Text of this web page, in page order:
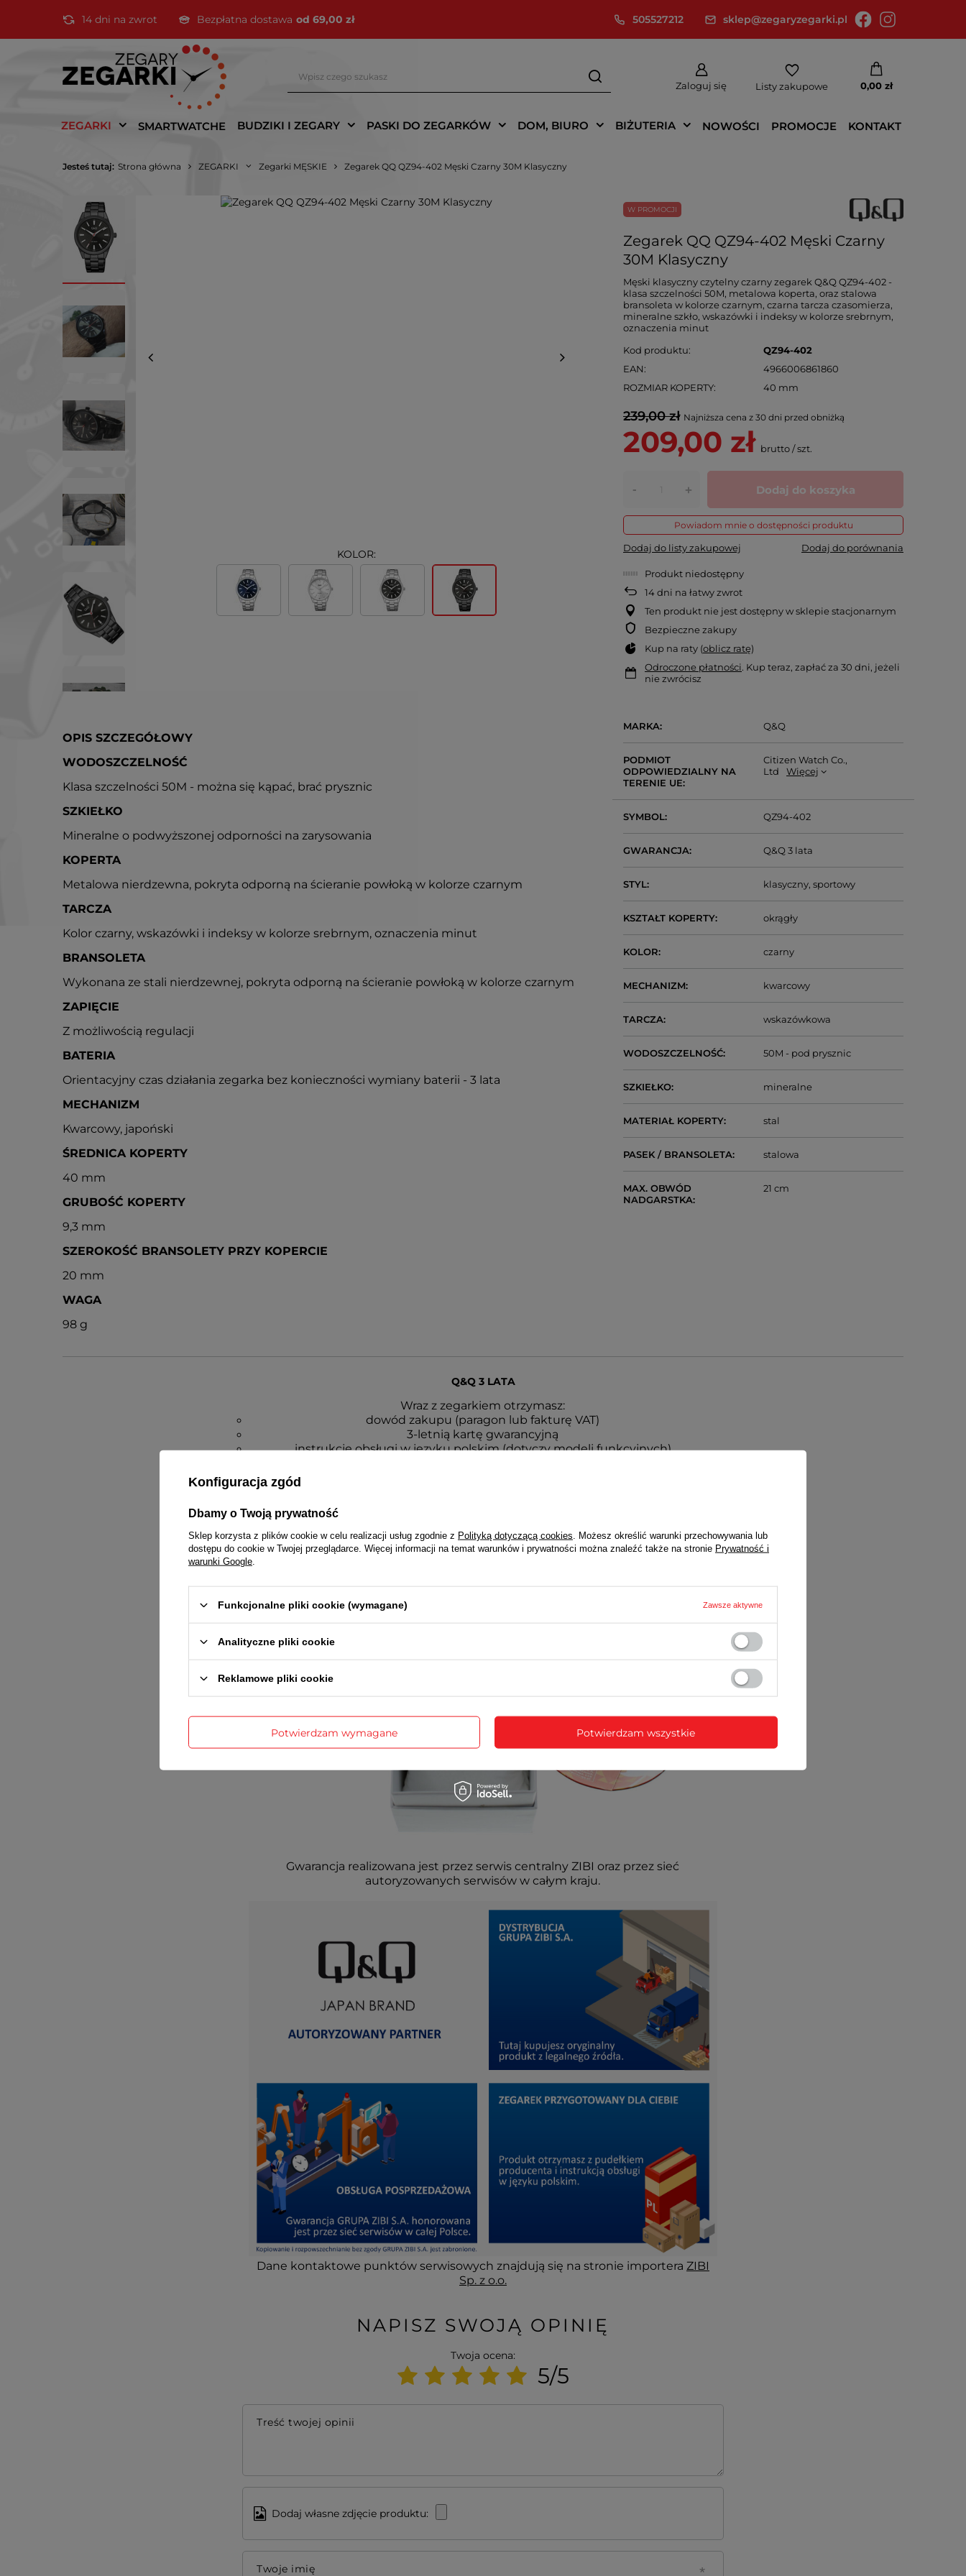
14 dni na zwrot Bezpłatna dostawa od 69,00 zł 505527212 sklep@zegaryzegarki.pl
Zaloguj się Listy zakupowe 0,00 zł
ZEGARKI SMARTWATCHE BUDZIKI I ZEGARY PASKI DO ZEGARKÓW DOM, BIURO BIŻUTERIA NOWOŚCI PROMOCJE KONTAKT
Jesteś tutaj: Strona główna ZEGARKI Zegarki MĘSKIE Zegarek QQ QZ94-402 Męski Czarny 30M Klasyczny
KOLOR:
W PROMOCJI
Zegarek QQ QZ94-402 Męski Czarny
30M Klasyczny
Męski klasyczny czytelny czarny zegarek Q&Q QZ94-402 -
klasa szczelności 50M, metalowa koperta, oraz stalowa
bransoleta w kolorze czarnym, czarna tarcza czasomierza,
mineralne szkło, wskazówki i indeksy w kolorze srebrnym,
oznaczenia minut
Kod produktu
QZ94-402
EAN
4966006861860
ROZMIAR KOPERTY
40 mm
239,00 zł Najniższa cena z 30 dni przed obniżką
209,00 zł brutto/szt.
- + Dodaj do koszyka
Powiadom mnie o dostępności produktu
Dodaj do listy zakupowej Dodaj do porównania
Produkt niedostępny
14dni na łatwy zwrot
Ten produkt nie jest dostępny w sklepie stacjonarnym
Bezpieczne zakupy
Kup na raty (oblicz ratę)
Odroczone płatności. Kup teraz, zapłać za 30 dni, jeżeli
nie zwrócisz
OPIS SZCZEGÓŁOWY
WODOSZCZELNOŚĆ
Klasa szczelności 50M - można się kąpać, brać prysznic
SZKIEŁKO
Mineralne o podwyższonej odporności na zarysowania
KOPERTA
Metalowa nierdzewna, pokryta odporną na ścieranie powłoką w kolorze czarnym
TARCZA
Kolor czarny, wskazówki i indeksy w kolorze srebrnym, oznaczenia minut
BRANSOLETA
Wykonana ze stali nierdzewnej, pokryta odporną na ścieranie powłoką w kolorze czarnym
ZAPIĘCIE
Z możliwością regulacji
BATERIA
Orientacyjny czas działania zegarka bez konieczności wymiany baterii - 3 lata
MECHANIZM
Kwarcowy, japoński
ŚREDNICA KOPERTY
40 mm
GRUBOŚĆ KOPERTY
9,3 mm
SZEROKOŚĆ BRANSOLETY PRZY KOPERCIE
20 mm
WAGA
98 g
MARKA Q&Q
PODMIOT
ODPOWIEDZIALNY NA
TERENIE UE
Citizen Watch Co.,
Ltd
Więcej
SYMBOL QZ94-402
GWARANCJA Q&Q 3 lata
STYL klasyczny sportowy
KSZTAŁT KOPERTY okrągły
KOLOR czarny
MECHANIZM kwarcowy
TARCZA wskazówkowa
WODOSZCZELNOŚĆ 50M - pod prysznic
SZKIEŁKO mineralne
MATERIAŁ KOPERTY stal
PASEK / BRANSOLETA stalowa
MAX. OBWÓD
NADGARSTKA
21 cm
Q&Q 3 LATA
Wraz z zegarkiem otrzymasz:
dowód zakupu (paragon lub fakturę VAT)
3-letnią kartę gwarancyjną
instrukcję obsługi w języku polskim (dotyczy modeli funkcyjnych)
Gwarancja realizowana jest przez serwis centralny ZIBI oraz przez sieć
autoryzowanych serwisów w całym kraju.
Dane kontaktowe punktów serwisowych znajdują się na stronie importera ZIBI
Sp. z o.o.
NAPISZ SWOJĄ OPINIĘ
Twoja ocena:
5/5
Treść twojej opinii
Dodaj własne zdjęcie produktu:
Twoje imię
Konfiguracja zgód
Dbamy o Twoją prywatność
Sklep korzysta z plików cookie w celu realizacji usług zgodnie z Polityką dotyczącą cookies . Możesz określić warunki przechowywania lub
dostępu do cookie w Twojej przeglądarce. Więcej informacji na temat warunków i prywatności można znaleźć także na stronie Prywatność i
warunki Google
Funkcjonalne pliki cookie (wymagane) Zawsze aktywne
Analityczne pliki cookie
Reklamowe pliki cookie
Potwierdzam wymagane Potwierdzam wszystkie